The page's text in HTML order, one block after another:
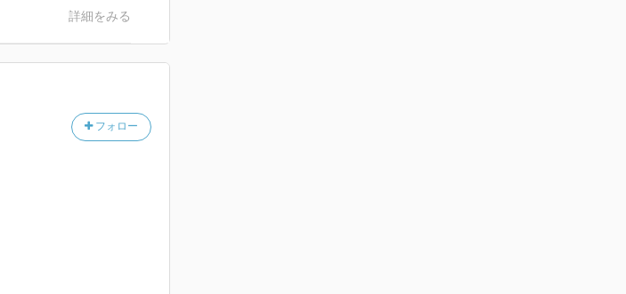
詳細をみる
フォロー